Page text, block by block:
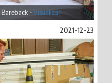
Bareback -Visualizar
2021-12-23